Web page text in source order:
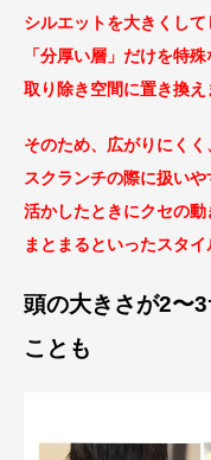
シルエットを大きくし
「分厚い層」だけを特殊
取り除き空間に置き換え
そのため、 広がりにくく
スクランチの際に扱いや
活かしたときにクセの動
まとまるといったスタイ
頭の大きさが2〜
ことも